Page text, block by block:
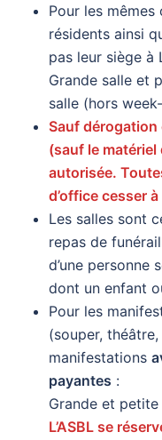
Pour les
résidents ainsi
pas leur siège à
Grande salle et
salle (hors
Sauf dérogation
(sauf le matériel
autorisée.
d’office cesser
Les salles sont
repas de
d’une personne
dont un enfant
Pour les
(souper,
manifestations
payantes :
Grande et petite
L’ASBL se